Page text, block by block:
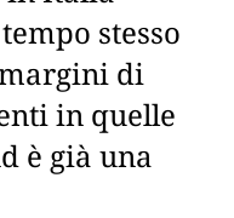
stesso
di
in quelle
è già una